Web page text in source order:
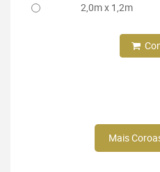
2,0m x 1,2m
Mais